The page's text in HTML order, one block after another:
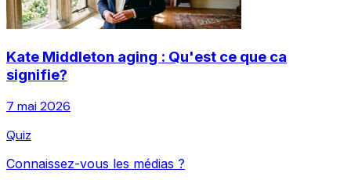
Kate Middleton aging : Qu'est ce que ca
signifie?
7 mai 2026
Quiz
Connaissez-vous les médias ?